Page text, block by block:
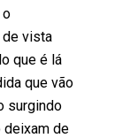
o
vista
que é lá
que vão
surgindo
de